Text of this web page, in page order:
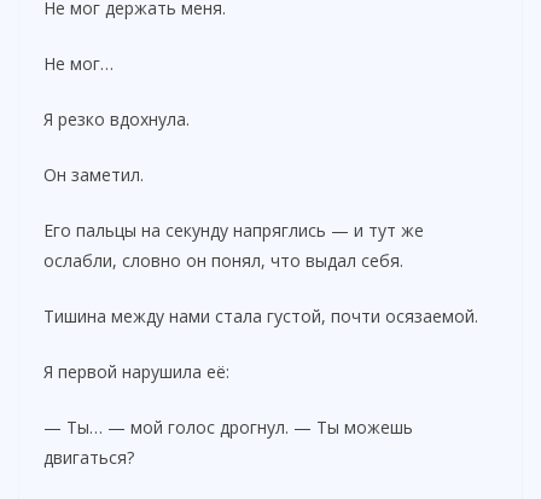
Не мог держать меня.
Не мог…
Я резко вдохнула.
Он заметил.
Его пальцы на секунду напряглись — и тут же
ослабли, словно он понял, что выдал себя.
Тишина между нами стала густой, почти осязаемой.
Я первой нарушила её:
— Ты… — мой голос дрогнул. — Ты можешь
двигаться?